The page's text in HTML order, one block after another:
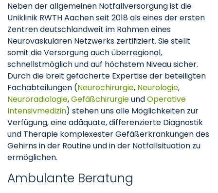
Neben der allgemeinen Notfallversorgung ist die
Uniklinik RWTH Aachen seit 2018 als eines der ersten
Zentren deutschlandweit im Rahmen eines
Neurovaskulären Netzwerks zertifiziert. Sie stellt
somit die Versorgung auch überregional,
schnellstmöglich und auf höchstem Niveau sicher.
Durch die breit gefächerte Expertise der beteiligten
Fachabteilungen (Neurochirurgie, Neurologie,
Neuroradiologie,GefäßchirurgieundOperative
Intensivmedizin) stehen uns alle Möglichkeiten zur
Verfügung, eine adäquate, differenzierte Diagnostik
und Therapie komplexester Gefäßerkrankungen des
Gehirns in der Routine und in der Notfallsituation zu
ermöglichen.
Ambulante Beratung